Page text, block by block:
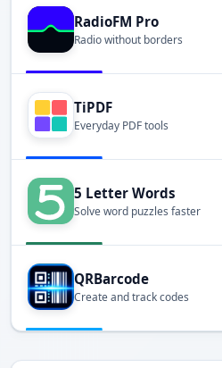
RadioFM Pro
Radio without borders
TiPDF
Everyday PDF tools
5 Letter Words
Solve word puzzles faster
QRBarcode
Create and track codes